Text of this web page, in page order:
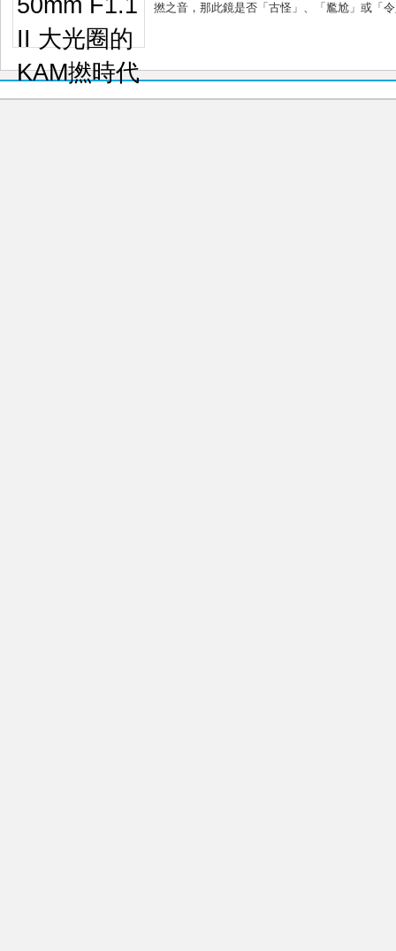
撚
撚之音，那此鏡是否「古怪」、「尷尬」或「